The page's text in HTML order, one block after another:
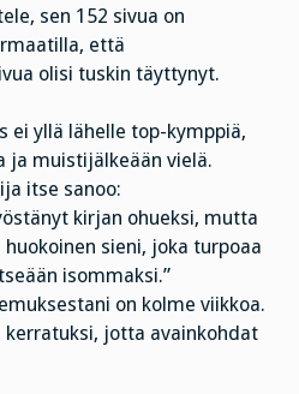
sen 152 sivua on
että
olisi tuskin täyttynyt.
ei yllä lähelle top-kymppiä,
ja muistijälkeään vielä.
itse sanoo:
kirjan ohueksi, mutta
sieni, joka turpoaa
isommaksi.”
on kolme viikkoa.
kerratuksi, jotta avainkohdat